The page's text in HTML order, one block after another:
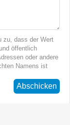
zu, dass der Wert
öffentlich
oder andere
Namens ist
Abschicken